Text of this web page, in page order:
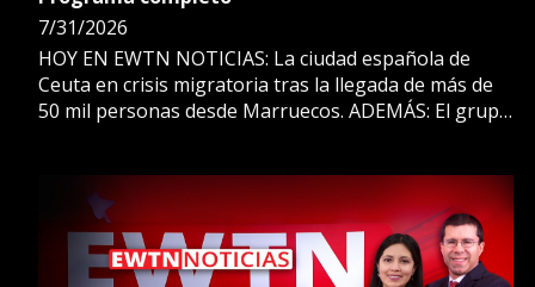
7/31/2026
HOY EN EWTN NOTICIAS: La ciudad española de
Ceuta en crisis migratoria tras la llegada de más de
50 mil personas desde Marruecos. ADEMÁS: El grupo
tropas. ESTO Y MÁS EN EWTN NOTICIAS